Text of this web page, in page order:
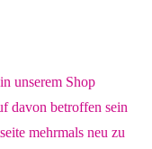
unserem Shop
davon betroffen sein
mehrmals neu zu